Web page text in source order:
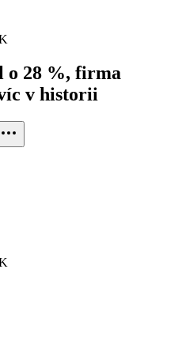
o 28 %, firma
v historii